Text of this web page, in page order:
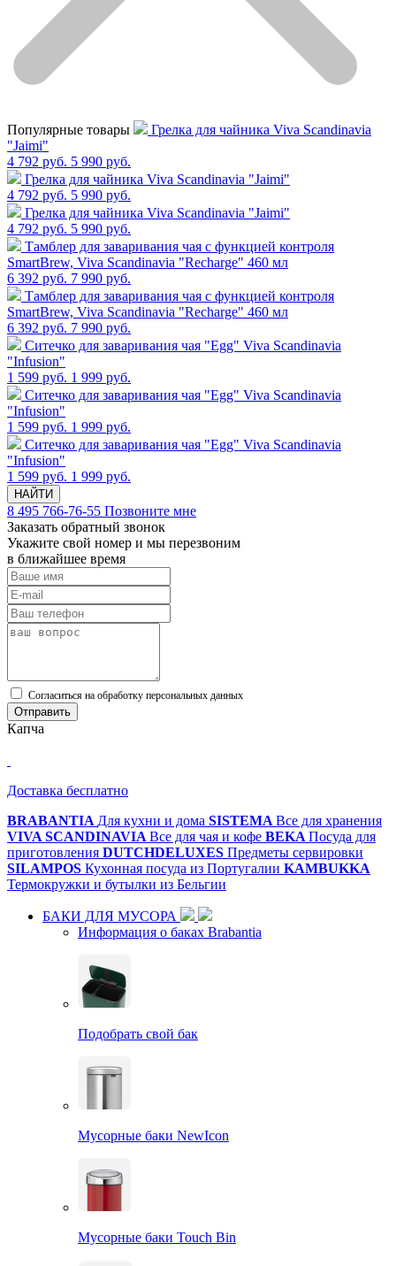
Популярные товары
Грелка для чайника Viva Scandinavia
"Jaimi"
4 792 руб. 5 990 руб.
Грелка для чайника Viva Scandinavia "Jaimi"
4 792 руб. 5 990 руб.
Грелка для чайника Viva Scandinavia "Jaimi"
4 792 руб. 5 990 руб.
Тамблер для заваривания чая с функцией контроля
SmartBrew, Viva Scandinavia "Recharge" 460 мл
6 392 руб. 7 990 руб.
Тамблер для заваривания чая с функцией контроля
SmartBrew, Viva Scandinavia "Recharge" 460 мл
6 392 руб. 7 990 руб.
Cитечко для заваривания чая "Egg" Viva Scandinavia
"Infusion"
1 599 руб. 1 999 руб.
Cитечко для заваривания чая "Egg" Viva Scandinavia
"Infusion"
1 599 руб. 1 999 руб.
Cитечко для заваривания чая "Egg" Viva Scandinavia
"Infusion"
1 599 руб. 1 999 руб.
НАЙТИ
8 495 766-76-55 Позвоните мне
Заказать обратный звонок
Укажите свой номер и мы перезвоним
в ближайшее время
Cогласиться на обработку персональных данных
Отправить
Капча
Доставка бесплатно
BRABANTIA Для кухни и дома SISTEMA Все для хранения
VIVA SCANDINAVIA Все для чая и кофе BEKA Посуда для
приготовления DUTCHDELUXES Предметы сервировки
SILAMPOS Кухонная посуда из Португалии KAMBUKKA
Термокружки и бутылки из Бельгии
БАКИ ДЛЯ МУСОРА
Информация о баках Brabantia
Подобрать свой бак
Мусорные баки NewIcon
Мусорные баки Touch Bin